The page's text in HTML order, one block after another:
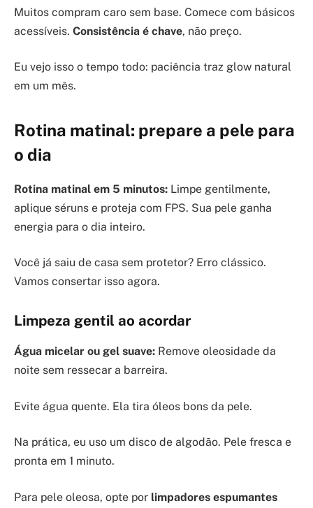
Muitos compram caro sem base. Comece com básicos
acessíveis. Consistência é chave, não preço.
Eu vejo isso o tempo todo: paciência traz glow natural
em um mês.
Rotina matinal: prepare a pele para
o dia
Rotina matinal em 5 minutos: Limpe gentilmente,
aplique séruns e proteja com FPS. Sua pele ganha
energia para o dia inteiro.
Você já saiu de casa sem protetor? Erro clássico.
Vamos consertar isso agora.
Limpeza gentil ao acordar
Água micelar ou gel suave: Remove oleosidade da
noite sem ressecar a barreira.
Evite água quente. Ela tira óleos bons da pele.
Na prática, eu uso um disco de algodão. Pele fresca e
pronta em 1 minuto.
Para pele oleosa, opte por limpadores espumantes